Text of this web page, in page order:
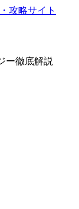
ー徹底解説